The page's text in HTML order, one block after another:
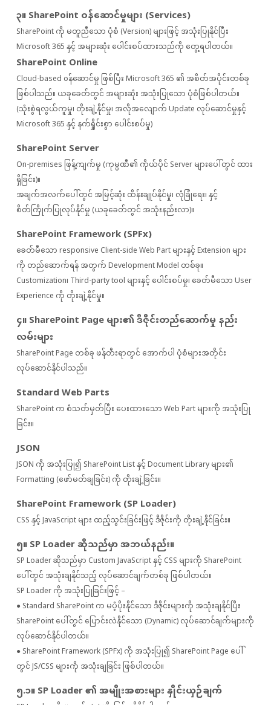
၃။ SharePoint ဝန်ဆောင်မှုများ (Services)
SharePoint ကို မတူညီသော ပုံစံ (Version) များဖြင့် အသုံးပြုနိုင်ပြီး
Microsoft 365 နှင့် အများဆုံး ပေါင်းစပ်ထားသည်ကို တွေ့ရပါတယ်။
SharePoint Online
Cloud-based ၀န်ဆောင်မှု ဖြစ်ပြီး Microsoft 365 ၏ အစိတ်အပိုင်းတစ်ခု
ဖြစ်ပါသည်။ ယခုခေတ်တွင် အများဆုံး အသုံးပြုသော ပုံစံဖြစ်ပါတယ်။
(သုံးစွဲရလွယ်ကူမှု၊ တိုးချဲ့နိုင်မှု၊ အလိုအလျောက် Update လုပ်ဆောင်မှုနှင့်
Microsoft 365 နှင့် နက်ရှိုင်းစွာ ပေါင်းစပ်မှု)
SharePoint Server
On-premises ဖြန့်ကျက်မှု (ကုမ္ပဏီ၏ ကိုယ်ပိုင် Server များပေါ်တွင် ထား
ရှိခြင်း)။
အချက်အလက်ပေါ်တွင် အမြင့်ဆုံး ထိန်းချုပ်နိုင်မှု၊ လုံခြုံရေး၊ နှင့်
စိတ်ကြိုက်ပြုလုပ်နိုင်မှု (ယခုခေတ်တွင် အသုံးနည်းလာ)။
SharePoint Framework (SPFx)
ခေတ်မီသော responsive Client-side Web Part များနှင့် Extension များ
ကို တည်ဆောက်ရန် အတွက် Development Model တစ်ခု။
Customization၊ Third-party tool များနှင့် ပေါင်းစပ်မှု၊ ခေတ်မီသော User
Experience ကို တိုးချဲ့နိုင်မှု။
၄။ SharePoint Page များ၏ ဒီဇိုင်းတည်ဆောက်မှု နည်း
လမ်းများ
SharePoint Page တစ်ခု ဖန်တီးရာတွင် အောက်ပါ ပုံစံများအတိုင်း
လုပ်ဆောင်နိုင်ပါသည်။
Standard Web Parts
SharePoint က စံသတ်မှတ်ပြီး ပေးထားသော Web Part များကို အသုံးပြု
ခြင်း။
JSON
JSON ကို အသုံးပြု၍ SharePoint List နှင့် Document Library များ၏
Formatting (ဖော်မတ်ချခြင်း) ကို တိုးချဲ့ခြင်း။
SharePoint Framework (SP Loader)
CSS နှင့် JavaScript များ ထည့်သွင်းခြင်းဖြင့် ဒီဇိုင်းကို တိုးချဲ့နိုင်ခြင်း။
၅။ SP Loader ဆိုသည်မှာ အဘယ်နည်း။
SP Loader ဆိုသည်မှာ Custom JavaScript နှင့် CSS များကို SharePoint
ပေါ်တွင် အသုံးချနိုင်သည့် လုပ်ဆောင်ချက်တစ်ခု ဖြစ်ပါတယ်။
SP Loader ကို အသုံးပြုခြင်းဖြင့် –
● Standard SharePoint က မပံ့ပိုးနိုင်သော ဒီဇိုင်းများကို အသုံးချနိုင်ပြီး
SharePoint ပေါ်တွင် ပြောင်းလဲနိုင်သော (Dynamic) လုပ်ဆောင်ချက်များကို
လုပ်ဆောင်နိုင်ပါတယ်။
● SharePoint Framework (SPFx) ကို အသုံးပြု၍ SharePoint Page ပေါ်
တွင် JS/CSS များကို အသုံးချခြင်း ဖြစ်ပါတယ်။
၅.၁။ SP Loader ၏ အမျိုးအစားများ နှိုင်းယှဉ်ချက်